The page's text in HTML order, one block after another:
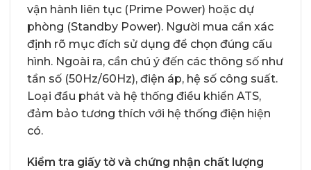
vận hành liên tục (Prime Power) hoặc dự
phòng (Standby Power). Người mua cần xác
định rõ mục đích sử dụng để chọn đúng cấu
hình. Ngoài ra, cần chú ý đến các thông số như
tần số (50Hz/60Hz), điện áp, hệ số công suất.
Loại đầu phát và hệ thống điều khiển ATS,
đảm bảo tương thích với hệ thống điện hiện
có.
Kiểm tra giấy tờ và chứng nhận chất lượng